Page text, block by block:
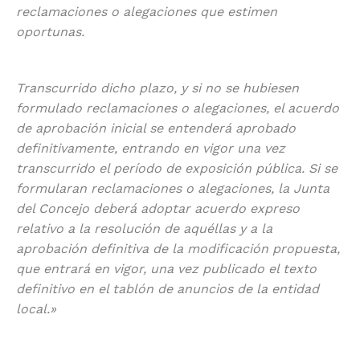
reclamaciones o alegaciones que estimen
oportunas.
Transcurrido dicho plazo, y si no se hubiesen
formulado reclamaciones o alegaciones, el acuerdo
de aprobación inicial se entenderá aprobado
definitivamente, entrando en vigor una vez
transcurrido el período de exposición pública. Si se
formularan reclamaciones o alegaciones, la Junta
del Concejo deberá adoptar acuerdo expreso
relativo a la resolución de aquéllas y a la
aprobación definitiva de la modificación propuesta,
que entrará en vigor, una vez publicado el texto
definitivo en el tablón de anuncios de la entidad
local.»